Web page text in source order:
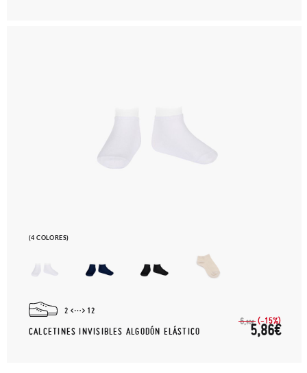
(4 COLORES)
2 12
CALCETINES INVISIBLES ALGODÓN ELÁSTICO
6,90€ (-15%)
5,86€